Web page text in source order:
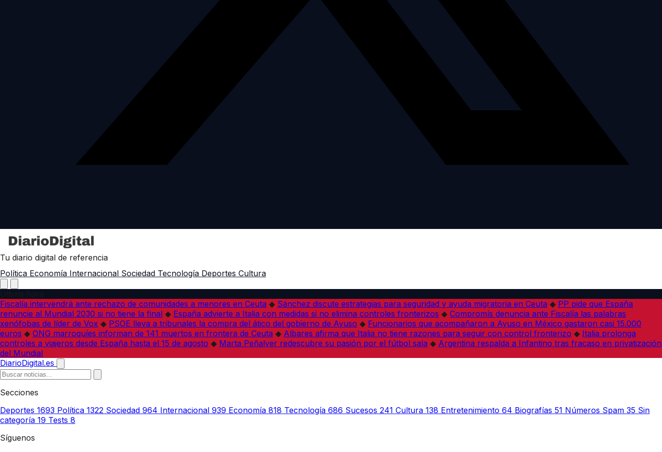
Tu diario digital de referencia
Política Economía Internacional Sociedad Tecnología Deportes Cultura
Fiscalía intervendrá ante rechazo de comunidades a menores en Ceuta ◆ Sánchez discute estrategias para seguridad y ayuda migratoria en Ceuta ◆ PP pide que España
renuncie al Mundial 2030 si no tiene la final ◆ España advierte a Italia con medidas si no elimina controles fronterizos ◆ Compromís denuncia ante Fiscalía las palabras
xenófobas de líder de Vox ◆ PSOE lleva a tribunales la compra del ático del gobierno de Ayuso ◆ Funcionarios que acompañaron a Ayuso en México gastaron casi 15.000
euros ◆ ONG marroquíes informan de 141 muertos en frontera de Ceuta ◆ Albares afirma que Italia no tiene razones para seguir con control fronterizo ◆ Italia prolonga
controles a viajeros desde España hasta el 15 de agosto ◆ Marta Peñalver redescubre su pasión por el fútbol sala ◆ Argentina respalda a Infantino tras fracaso en privatización
del Mundial
DiarioDigital.es
Secciones
Deportes 1693 Política 1322 Sociedad 964 Internacional 939 Economía 818 Tecnología 686 Sucesos 241 Cultura 138 Entretenimiento 64 Biografías 51 Números Spam 35 Sin
categoría 19 Tests 8
Síguenos